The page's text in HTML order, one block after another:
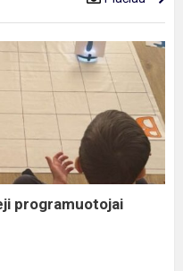
programuotojai